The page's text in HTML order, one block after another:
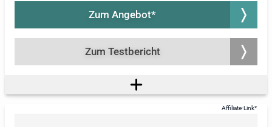
Modus ermöglicht. Darüber hinaus überzeugt die Uhr
durch die größte Farbauswahl für das Gehäuse. Sie ist in
Zum Testbericht
Zum Angebot*